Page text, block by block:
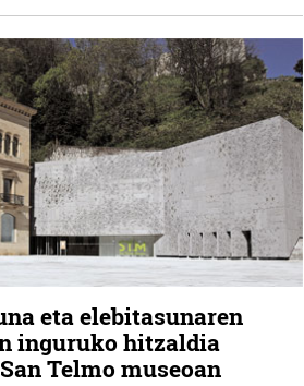
eta elebitasunaren
inguruko hitzaldia
Telmo museoan